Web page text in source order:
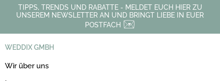
TIPPS, TRENDS UND RABATTE - MELDET EUCH HIER ZU
UNSEREM NEWSLETTER AN UND BRINGT LIEBE IN EUER
POSTFACH
WEDDIX GMBH
Wir über uns